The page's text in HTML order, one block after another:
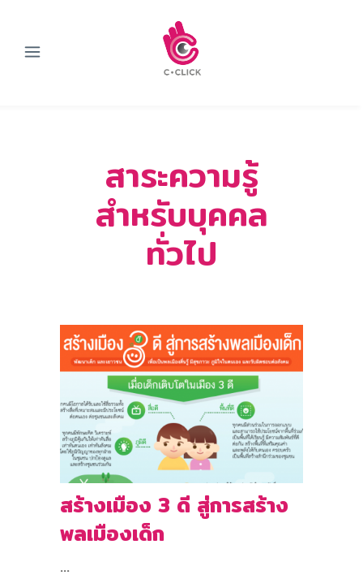
สาระความรู้
สำหรับบุคคล
ทั่วไป
สร้างเมือง 3 ดี สู่การสร้าง
พลเมืองเด็ก
...